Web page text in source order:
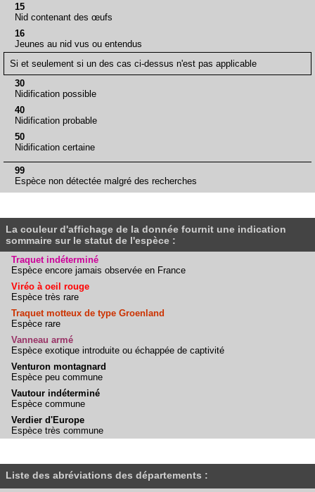
15
Nid contenant des œufs
16
Jeunes au nid vus ou entendus
Si et seulement si un des cas ci-dessus n'est pas applicable
30
Nidification possible
40
Nidification probable
50
Nidification certaine
99
Espèce non détectée malgré des recherches
La couleur d'affichage de la donnée fournit une indication
sommaire sur le statut de l'espèce :
Traquet indéterminé
Espèce encore jamais observée en France
Viréo à oeil rouge
Espèce très rare
Traquet motteux de type Groenland
Espèce rare
Vanneau armé
Espèce exotique introduite ou échappée de captivité
Venturon montagnard
Espèce peu commune
Vautour indéterminé
Espèce commune
Verdier d'Europe
Espèce très commune
Liste des abréviations des départements :